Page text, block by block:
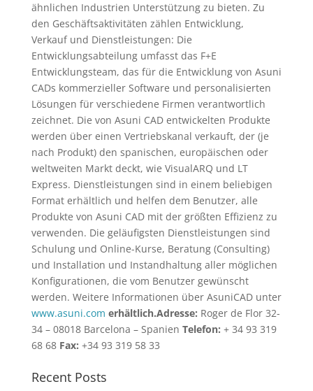
ähnlichen Industrien Unterstützung zu bieten. Zu
den Geschäftsaktivitäten zählen Entwicklung,
Verkauf und Dienstleistungen: Die
Entwicklungsabteilung umfasst das F+E
Entwicklungsteam, das für die Entwicklung von Asuni
CADs kommerzieller Software und personalisierten
Lösungen für verschiedene Firmen verantwortlich
zeichnet. Die von Asuni CAD entwickelten Produkte
werden über einen Vertriebskanal verkauft, der (je
nach Produkt) den spanischen, europäischen oder
weltweiten Markt deckt, wie VisualARQ und LT
Express. Dienstleistungen sind in einem beliebigen
Format erhältlich und helfen dem Benutzer, alle
Produkte von Asuni CAD mit der größten Effizienz zu
verwenden. Die geläufigsten Dienstleistungen sind
Schulung und Online-Kurse, Beratung (Consulting)
und Installation und Instandhaltung aller möglichen
Konfigurationen, die vom Benutzer gewünscht
werden. Weitere Informationen über AsuniCAD unter
www.asuni.com erhältlich.Adresse: Roger de Flor 32-
34 – 08018 Barcelona – Spanien Telefon: + 34 93 319
68 68 Fax: +34 93 319 58 33
Recent Posts